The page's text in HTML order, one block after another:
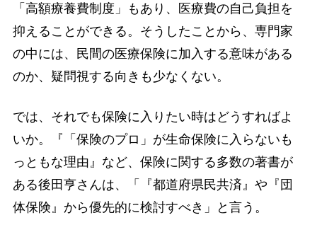
「高額療養費制度」もあり、医療費の自己負担を
抑えることができる。そうしたことから、専門家
の中には、民間の医療保険に加入する意味がある
のか、疑問視する向きも少なくない。
では、それでも保険に入りたい時はどうすればよ
いか。『「保険のプロ」が生命保険に入らないも
っともな理由』など、保険に関する多数の著書が
ある後田亨さんは、「『都道府県民共済』や『団
体保険』から優先的に検討すべき」と言う。